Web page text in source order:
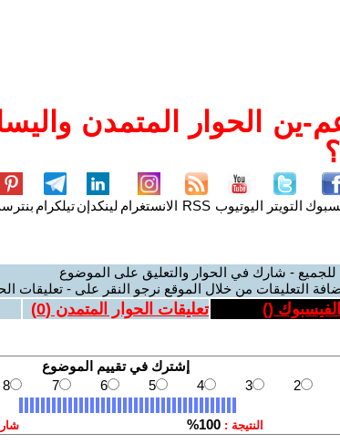
ين الحوار المتمدن
التويتر اليوتيوب RSS الانستغرام لينكدإنتيلكرام
للجميع - شارك في الحوار والتعليق على الموضوع
التعليقات من خلال الموقع نرجو النقر على - تعليقات
(
) تعليقات الحوار المتمدن (0
)